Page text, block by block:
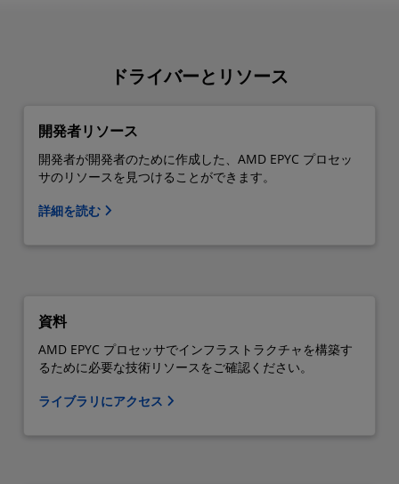
ドライバーとリソース
開発者リソース
開発者が開発者のために作成した、AMD EPYC プロセッ
サのリソースを見つけることができます。
詳細を読む
資料
AMD EPYC プロセッサでインフラストラクチャを構築す
るために必要な技術リソースをご確認ください。
ライブラリにアクセス